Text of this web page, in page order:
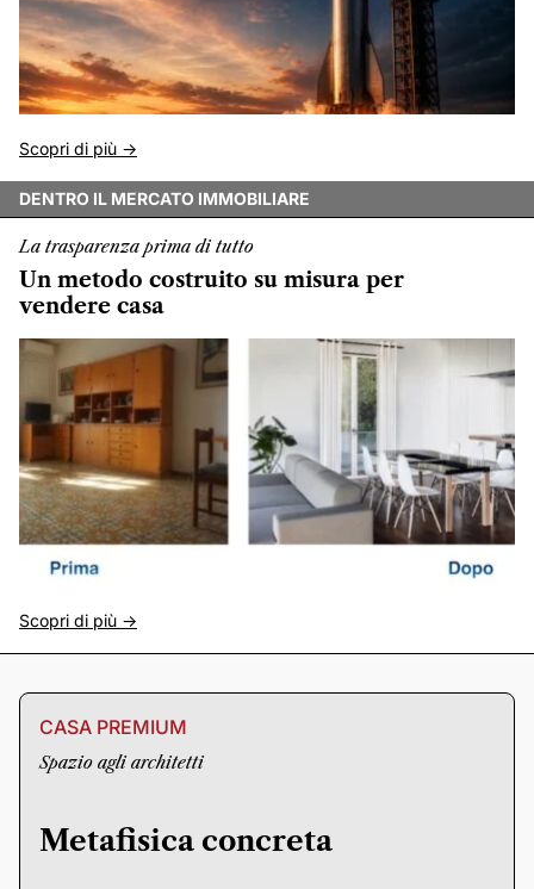
Scopri di più ->
DENTRO IL MERCATO IMMOBILIARE
La trasparenza prima di tutto
Un metodo costruito su misura per
vendere casa
Scopri di più ->
CASA PREMIUM
Spazio agli architetti
Metafisica concreta